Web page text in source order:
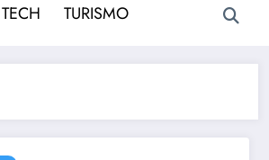
TECH TURISMO